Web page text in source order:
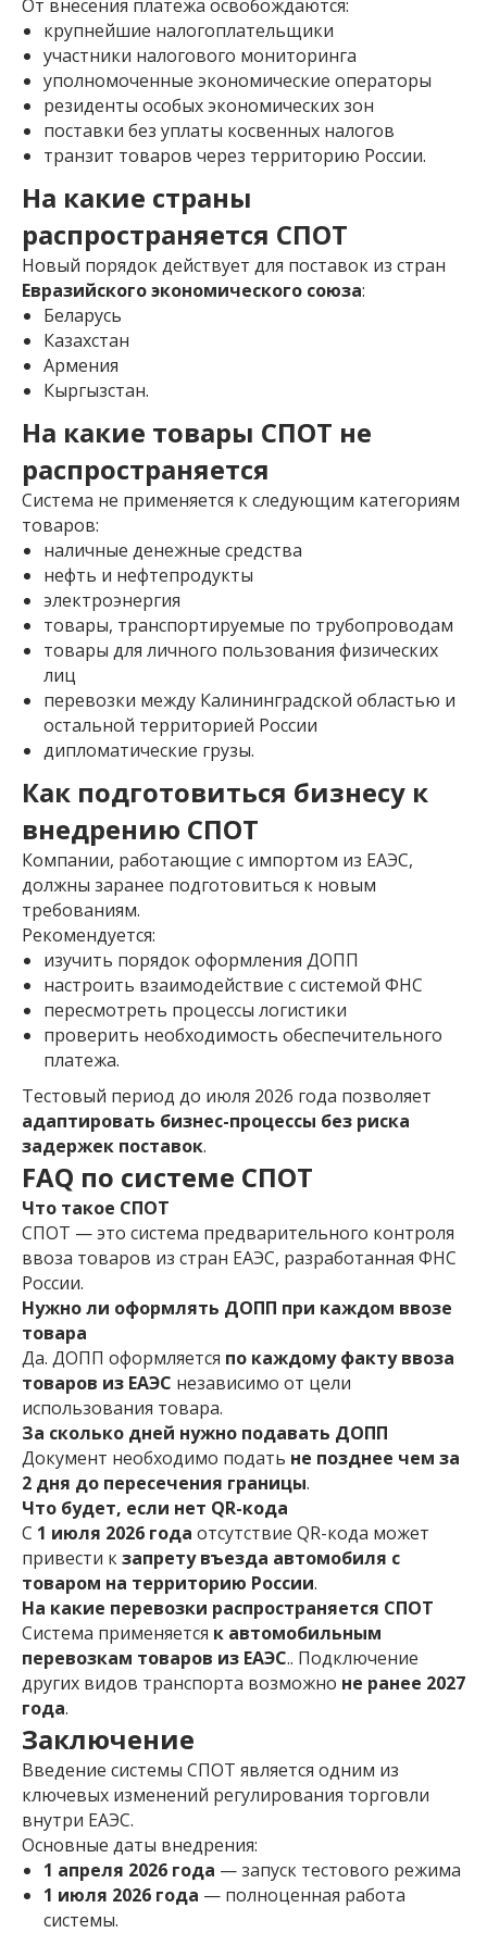
От внесения платежа освобождаются:
крупнейшие налогоплательщики
участники налогового мониторинга
уполномоченные экономические операторы
резиденты особых экономических зон
поставки без уплаты косвенных налогов
транзит товаров через территорию России.
На какие страны
распространяется СПОТ
Новый порядок действует для поставок из стран
Евразийского экономического союза:
Беларусь
Казахстан
Армения
Кыргызстан.
На какие товары СПОТ не
распространяется
Система не применяется к следующим категориям
товаров:
наличные денежные средства
нефть и нефтепродукты
электроэнергия
товары, транспортируемые по трубопроводам
товары для личного пользования физических
лиц
перевозки между Калининградской областью и
остальной территорией России
дипломатические грузы.
Как подготовиться бизнесу к
внедрению СПОТ
Компании, работающие с импортом из ЕАЭС,
должны заранее подготовиться к новым
требованиям.
Рекомендуется:
изучить порядок оформления ДОПП
настроить взаимодействие с системой ФНС
пересмотреть процессы логистики
проверить необходимость обеспечительного
платежа.
Тестовый период до июля 2026 года позволяет
адаптировать бизнес-процессы без риска
задержек поставок.
FAQ по системе СПОТ
Что такое СПОТ
СПОТ — это система предварительного контроля
ввоза товаров из стран ЕАЭС, разработанная ФНС
России.
Нужно ли оформлять ДОПП при каждом ввозе
товара
Да. ДОПП оформляется по каждому факту ввоза
товаров из ЕАЭС независимо от цели
использования товара.
За сколько дней нужно подавать ДОПП
Документ необходимо подать не позднее чем за
2 дня до пересечения границы.
Что будет, если нет QR-кода
С 1 июля 2026 года отсутствие QR-кода может
привести кзапрету въезда автомобиля с
товаром на территорию России.
На какие перевозки распространяется СПОТ
Система применяется к автомобильным
перевозкам товаров из ЕАЭС.. Подключение
других видов транспорта возможно не ранее 2027
года.
Заключение
Введение системы СПОТ является одним из
ключевых изменений регулирования торговли
внутри ЕАЭС.
Основные даты внедрения:
1 апреля 2026 года — запуск тестового режима
1 июля 2026 года — полноценная работа
системы.